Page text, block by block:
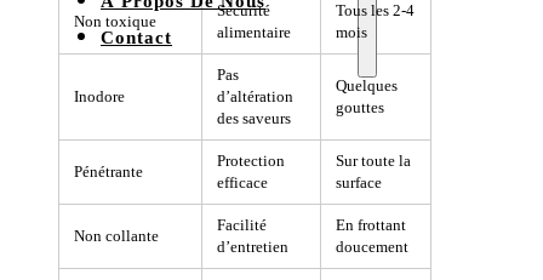
Contact
Non toxique
Sécurité
alimentaire
Tous les 2-4
mois
Inodore
Pas
d’altération
des saveurs
Quelques
gouttes
Pénétrante
Protection
efficace
Sur toute la
surface
Non collante
Facilité
d’entretien
En frottant
doucement